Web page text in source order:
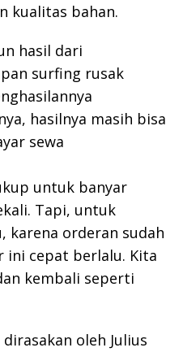
kualitas bahan.
hasil dari
surfing rusak
hasilnya masih bisa
sewa
untuk banyar
Tapi, untuk
karena orderan sudah
ini cepat berlalu. Kita
kembali seperti
oleh Julius